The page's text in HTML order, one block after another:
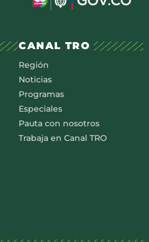
CANAL TRO
Región
Noticias
Programas
Especiales
Pauta con nosotros
Trabaja en Canal TRO